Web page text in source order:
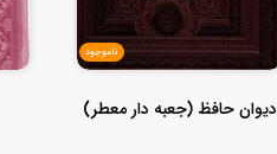
ناموجود
دیوان حافظ (جعبه دار معطر)